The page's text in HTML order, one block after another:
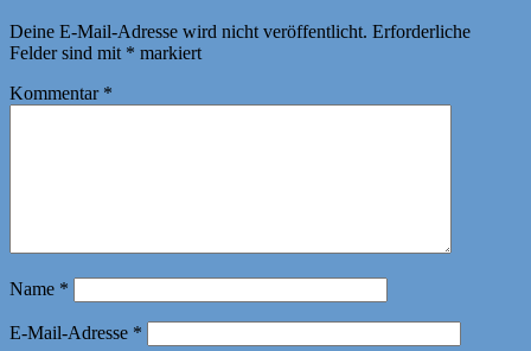
Deine E-Mail-Adresse wird nicht veröffentlicht. Erforderliche
Felder sind mit * markiert
Kommentar *
Name *
E-Mail-Adresse *